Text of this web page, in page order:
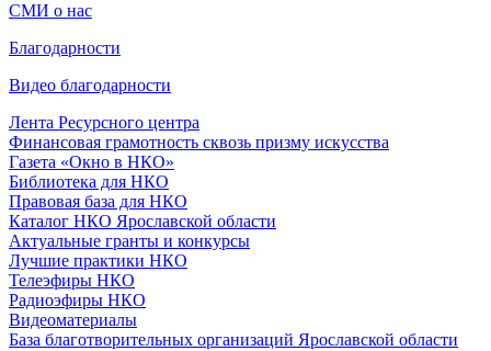
СМИ о нас
Благодарности
Видео благодарности
Лента Ресурсного центра
Финансовая грамотность сквозь призму искусства
Газета «Окно в НКО»
Библиотека для НКО
Правовая база для НКО
Каталог НКО Ярославской области
Актуальные гранты и конкурсы
Лучшие практики НКО
Телеэфиры НКО
Радиоэфиры НКО
Видеоматериалы
База благотворительных организаций Ярославской области